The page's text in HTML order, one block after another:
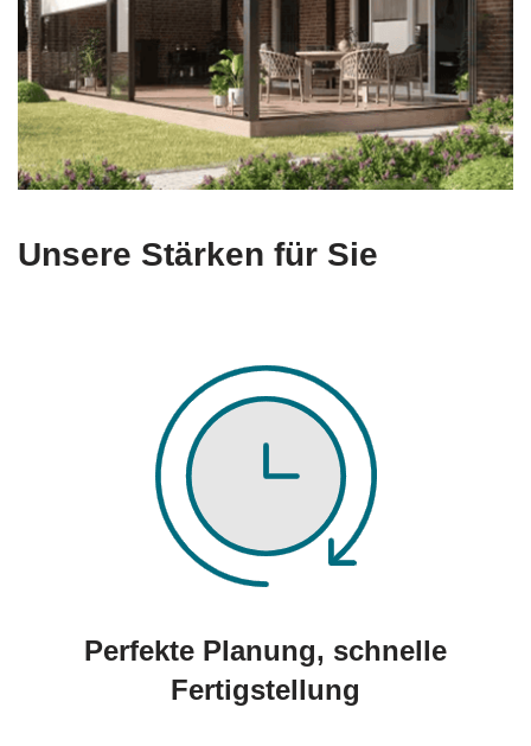
Unsere Stärken für Sie
Perfekte Planung, schnelle
Fertigstellung